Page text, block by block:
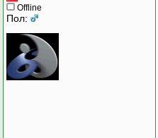
Offline
Пол: